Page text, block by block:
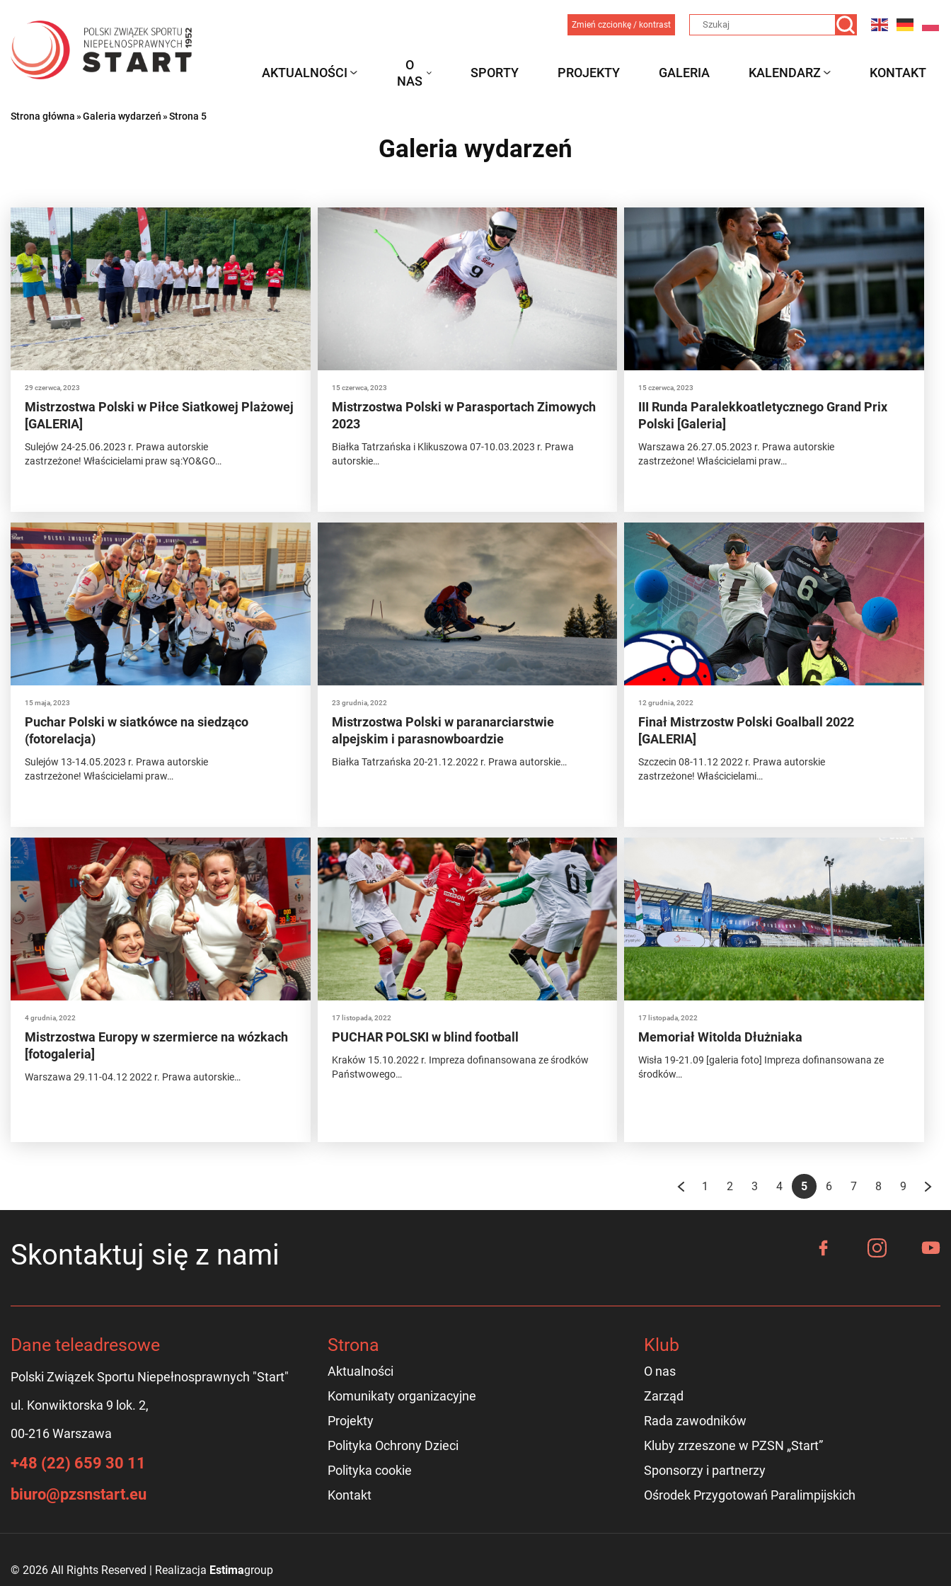
treści
Zmień czcionkę / kontrast
AKTUALNOŚCI
O
NAS
SPORTY PROJEKTY GALERIA KALENDARZ KONTAKT
Strona główna »Galeria wydarzeń »Strona 5
Galeria wydarzeń
29 czerwca, 2023
Mistrzostwa Polski w Piłce Siatkowej Plażowej
[GALERIA]
Sulejów 24-25.06.2023 r. Prawa autorskie
zastrzeżone! Właścicielami praw są:YO&GO…
15 czerwca, 2023
Mistrzostwa Polski w Parasportach Zimowych
2023
Białka Tatrzańska i Klikuszowa 07-10.03.2023 r. Prawa
autorskie…
15 czerwca, 2023
III Runda Paralekkoatletycznego Grand Prix
Polski [Galeria]
Warszawa 26.27.05.2023 r. Prawa autorskie
zastrzeżone! Właścicielami praw…
15 maja, 2023
Puchar Polski w siatkówce na siedząco
(fotorelacja)
Sulejów 13-14.05.2023 r. Prawa autorskie
zastrzeżone! Właścicielami praw…
23 grudnia, 2022
Mistrzostwa Polski w paranarciarstwie
alpejskim i parasnowboardzie
Białka Tatrzańska 20-21.12.2022 r. Prawa autorskie…
12 grudnia, 2022
Finał Mistrzostw Polski Goalball 2022
[GALERIA]
Szczecin 08-11.12 2022 r. Prawa autorskie
zastrzeżone! Właścicielami…
4 grudnia, 2022
Mistrzostwa Europy w szermierce na wózkach
[fotogaleria]
Warszawa 29.11-04.12 2022 r. Prawa autorskie…
17 listopada, 2022
PUCHAR POLSKI w blind football
Kraków 15.10.2022 r. Impreza dofinansowana ze środków
Państwowego…
17 listopada, 2022
Memoriał Witolda Dłużniaka
Wisła 19-21.09 [galeria foto] Impreza dofinansowana ze
środków…
1 2 3 4 5 6 7 8 9
Skontaktuj się z nami
Dane teleadresowe
Polski Związek Sportu Niepełnosprawnych "Start"
ul. Konwiktorska 9 lok. 2,
00-216 Warszawa
+48 (22) 659 30 11
biuro@pzsnstart.eu
Strona
Aktualności
Komunikaty organizacyjne
Projekty
Polityka Ochrony Dzieci
Polityka cookie
Kontakt
Klub
O nas
Zarząd
Rada zawodników
Kluby zrzeszone w PZSN „Start”
Sponsorzy i partnerzy
Ośrodek Przygotowań Paralimpijskich
© 2026 All Rights Reserved | Realizacja Estimagroup